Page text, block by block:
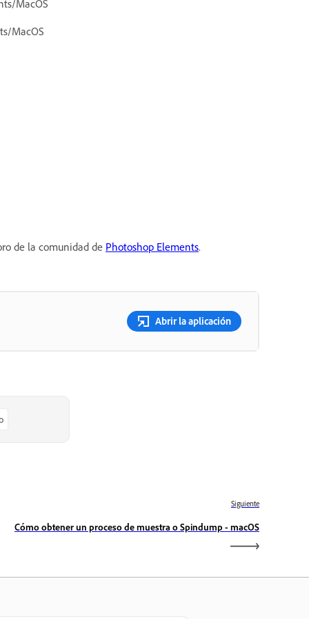
MacOS
MacOS
de la comunidad de Photoshop Elements.
Abrir la aplicación
Siguiente
Cómo obtener un proceso de muestra o Spindump - macOS